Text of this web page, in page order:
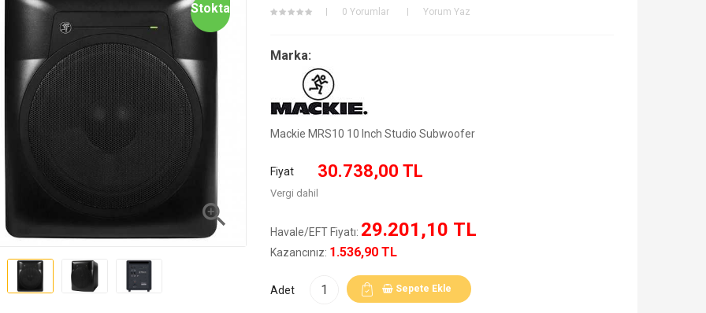

Stokta 0 Yorumlar Yorum Yaz
Marka:
Mackie MRS10 10 Inch Studio Subwoofer
Fiyat 30.738,00 TL
Vergi dahil
Havale/EFT Fiyatı: 29.201,10 TL
Kazancınız: 1.536,90 TL
Adet Sepete Ekle